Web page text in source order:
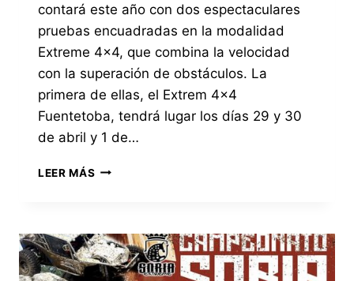
contará este año con dos espectaculares
pruebas encuadradas en la modalidad
Extreme 4×4, que combina la velocidad
con la superación de obstáculos. La
primera de ellas, el Extrem 4×4
Fuentetoba, tendrá lugar los días 29 y 30
de abril y 1 de…
LEER MÁS EL
4×4
EN
SU